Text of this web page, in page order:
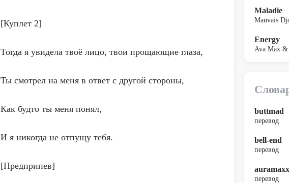
[Куплет 2]
Тогда я увидела твоё лицо, твои прощающие глаза,
Ты смотрел на меня в ответ с другой стороны,
Как будто ты меня понял,
И я никогда не отпущу тебя.
[Предприпев]
Maladie
Mauvais
Energy
Ava Max
buttmad
перевод
bell-end
перевод
auramaxx
перевод